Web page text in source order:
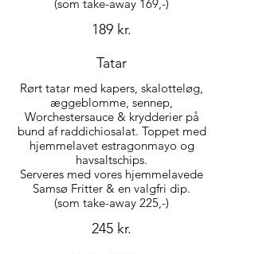
189 kr.
Tatar
Rørt tatar med kapers, skalotteløg,
æggeblomme, sennep,
Worchestersauce & krydderier på
bund af raddichiosalat. Toppet med
hjemmelavet estragonmayo og
havsaltschips.
Serveres med vores hjemmelavede
Samsø Fritter & en valgfri dip.
(som take-away 225,-)
245 kr.